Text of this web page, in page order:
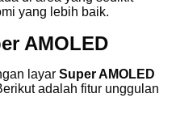
yang lebih baik.
AMOLED
layar Super AMOLED
adalah fitur unggulan